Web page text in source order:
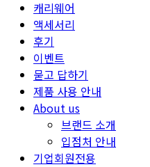
캐리웨어
액세서리
후기
이벤트
묻고 답하기
제품 사용 안내
About us
브랜드 소개
입점처 안내
기업회원전용